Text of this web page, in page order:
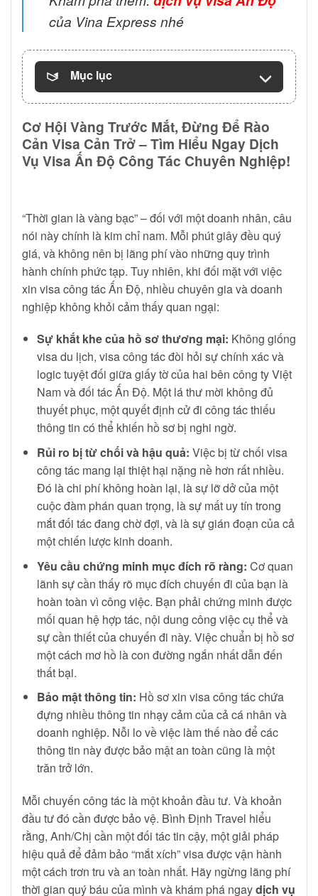
của Vina Express nhé
Mục lục
Cơ Hội Vàng Trước Mắt, Đừng Để Rào
Cản Visa Cản Trở – Tìm Hiểu Ngay Dịch
Vụ Visa Ấn Độ Công Tác Chuyên Nghiệp!
“Thời gian là vàng bạc” – đối với một doanh nhân, câu
nói này chính là kim chỉ nam. Mỗi phút giây đều quý
giá, và không nên bị lãng phí vào những quy trình
hành chính phức tạp. Tuy nhiên, khi đối mặt với việc
xin visa công tác Ấn Độ, nhiều chuyên gia và doanh
nghiệp không khỏi cảm thấy quan ngại:
Sự khắt khe của hồ sơ thương mại: Không giống
visa du lịch, visa công tác đòi hỏi sự chính xác và
logic tuyệt đối giữa giấy tờ của hai bên công ty Việt
Nam và đối tác Ấn Độ. Một lá thư mời không đủ
thuyết phục, một quyết định cử đi công tác thiếu
thông tin có thể khiến hồ sơ bị nghi ngờ.
Rủi ro bị từ chối và hậu quả: Việc bị từ chối visa
công tác mang lại thiệt hại nặng nề hơn rất nhiều.
Đó là chi phí không hoàn lại, là sự lỡ dở của một
cuộc đàm phán quan trọng, là sự mất uy tín trong
mắt đối tác đang chờ đợi, và là sự gián đoạn của cả
một chiến lược kinh doanh.
Yêu cầu chứng minh mục đích rõ ràng: Cơ quan
lãnh sự cần thấy rõ mục đích chuyến đi của bạn là
hoàn toàn vì công việc. Bạn phải chứng minh được
mối quan hệ hợp tác, nội dung công việc cụ thể và
sự cần thiết của chuyến đi này. Việc chuẩn bị hồ sơ
một cách mơ hồ là con đường ngắn nhất dẫn đến
thất bại.
Bảo mật thông tin: Hồ sơ xin visa công tác chứa
đựng nhiều thông tin nhạy cảm của cả cá nhân và
doanh nghiệp. Nỗi lo về việc làm thế nào để các
thông tin này được bảo mật an toàn cũng là một
trăn trở lớn.
Mỗi chuyến công tác là một khoản đầu tư. Và khoản
đầu tư đó cần được bảo vệ. Bình Định Travel hiểu
rằng, Anh/Chị cần một đối tác tin cậy, một giải pháp
hiệu quả để đảm bảo “mắt xích” visa được vận hành
một cách trơn tru và an toàn nhất. Hãy ngừng lãng phí
thời gian quý báu của mình và khám phá ngaydịch vụ